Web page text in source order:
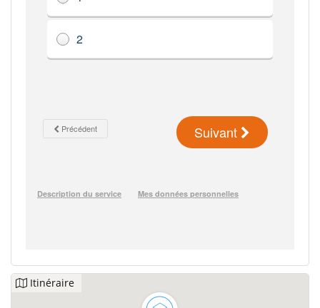
Itinéraire